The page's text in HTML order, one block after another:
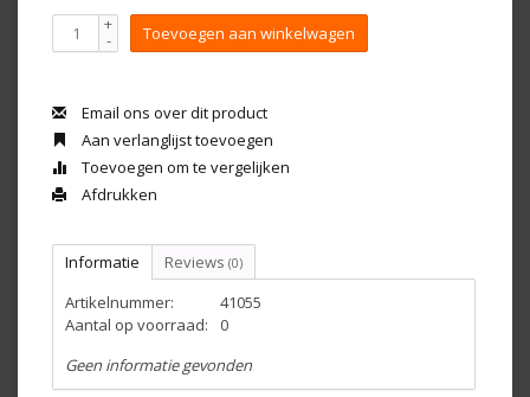
+
- Toevoegen aan winkelwagen
Email ons over dit product
Aan verlanglijst toevoegen
Toevoegen om te vergelijken
Afdrukken
Informatie Reviews (0)
Artikelnummer:
41055
Aantal op voorraad:
0
Geen informatie gevonden